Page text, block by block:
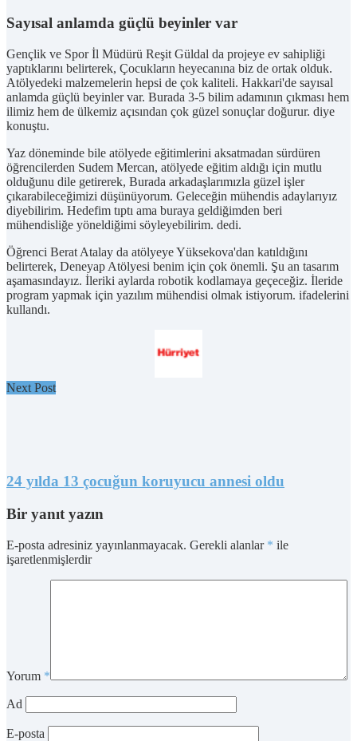
Sayısal anlamda güçlü beyinler var
Gençlik ve Spor İl Müdürü Reşit Güldal da projeye ev sahipliği
yaptıklarını belirterek, Çocukların heyecanına biz de ortak olduk.
Atölyedeki malzemelerin hepsi de çok kaliteli. Hakkari'de sayısal
anlamda güçlü beyinler var. Burada 3-5 bilim adamının çıkması hem
ilimiz hem de ülkemiz açısından çok güzel sonuçlar doğurur. diye
konuştu.
Yaz döneminde bile atölyede eğitimlerini aksatmadan sürdüren
öğrencilerden Sudem Mercan, atölyede eğitim aldığı için mutlu
olduğunu dile getirerek, Burada arkadaşlarımızla güzel işler
çıkarabileceğimizi düşünüyorum. Geleceğin mühendis adaylarıyız
diyebilirim. Hedefim tıptı ama buraya geldiğimden beri
mühendisliğe yöneldiğimi söyleyebilirim. dedi.
Öğrenci Berat Atalay da atölyeye Yüksekova'dan katıldığını
belirterek, Deneyap Atölyesi benim için çok önemli. Şu an tasarım
aşamasındayız. İleriki aylarda robotik kodlamaya geçeceğiz. İleride
program yapmak için yazılım mühendisi olmak istiyorum. ifadelerini
kullandı.
Next Post
24 yılda 13 çocuğun koruyucu annesi oldu
Bir yanıt yazın
E-posta adresiniz yayınlanmayacak. Gerekli alanlar * ile
işaretlenmişlerdir
Yorum *
Ad
E-posta